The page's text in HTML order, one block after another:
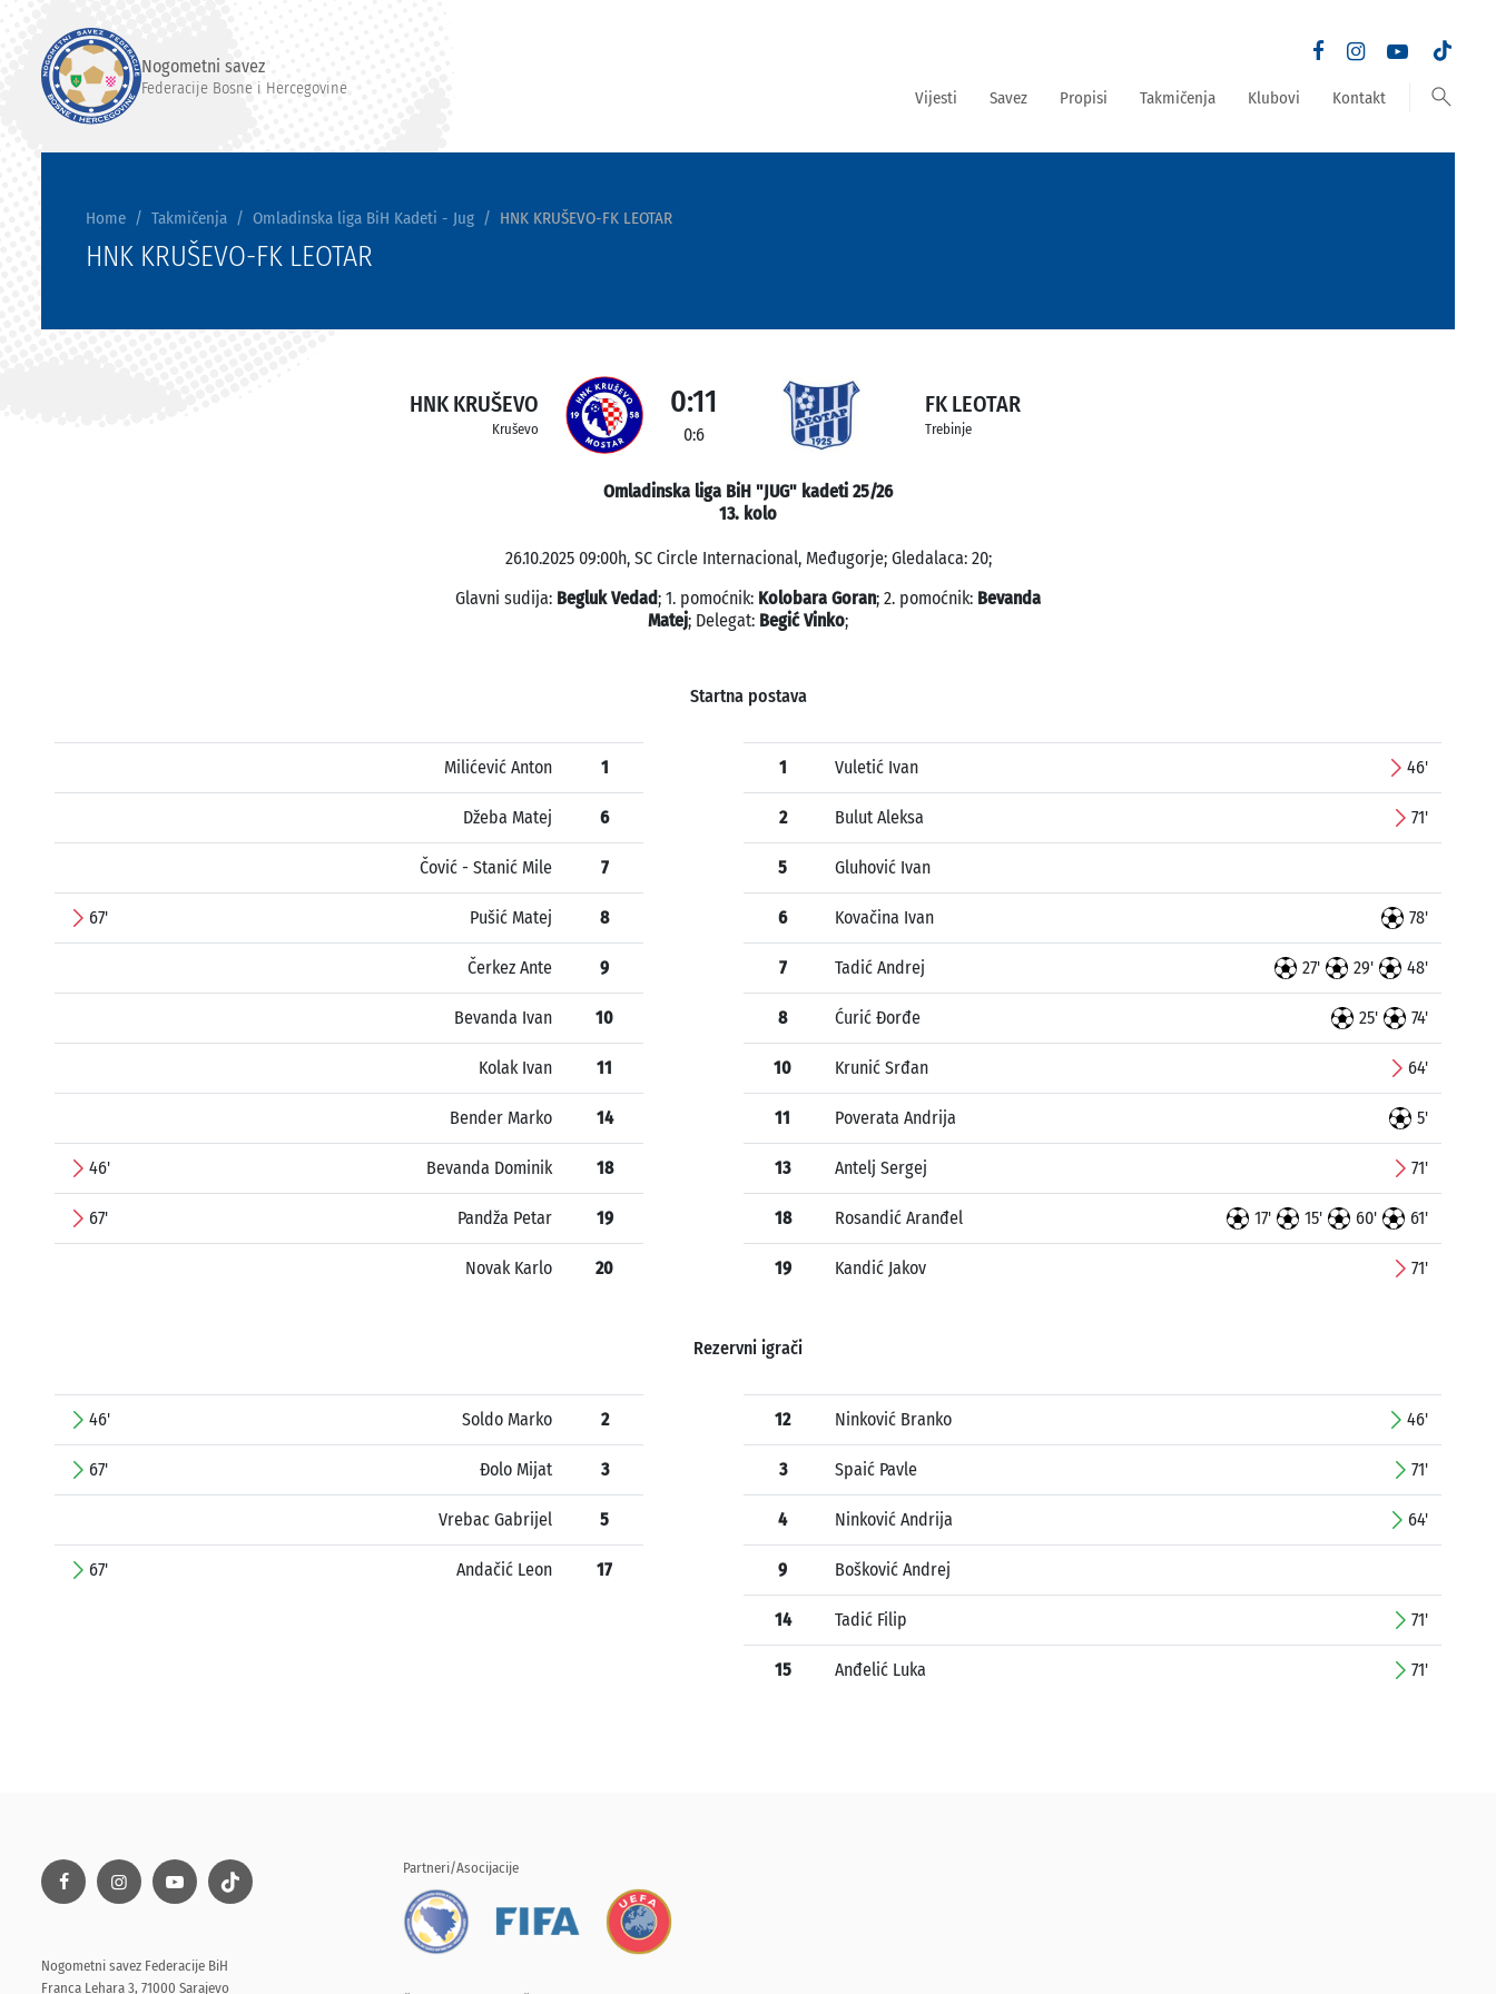
Nogometni savez
Federacije Bosne i Hercegovine Vijesti Savez Propisi Takmičenja Klubovi Kontakt search
Home Takmičenja Omladinska liga BiH Kadeti - Jug HNK KRUŠEVO-FK LEOTAR
HNK KRUŠEVO-FK LEOTAR
HNK KRUŠEVO
Kruševo
0:11
0:6
FK LEOTAR
Trebinje
Omladinska liga BiH "JUG" kadeti 25/26
13. kolo
26.10.2025 09:00h, SC Circle Internacional, Međugorje; Gledalaca: 20;
Glavni sudija: Begluk Vedad; 1. pomoćnik: Kolobara Goran; 2. pomoćnik: Bevanda
Matej; Delegat: Begić Vinko;
Startna postava
Milićević Anton 1
Džeba Matej 6
Čović - Stanić Mile 7
67' Pušić Matej 8
Čerkez Ante 9
Bevanda Ivan 10
Kolak Ivan 11
Bender Marko 14
46' Bevanda Dominik 18
67' Pandža Petar 19
Novak Karlo 20
1 Vuletić Ivan 46'
2 Bulut Aleksa 71'
5 Gluhović Ivan
6 Kovačina Ivan 78'
7 Tadić Andrej 27' 29' 48'
8 Ćurić Đorđe 25' 74'
10 Krunić Srđan 64'
11 Poverata Andrija 5'
13 Antelj Sergej 71'
18 Rosandić Aranđel 17' 15' 60' 61'
19 Kandić Jakov 71'
Rezervni igrači
46' Soldo Marko 2
67' Đolo Mijat 3
Vrebac Gabrijel 5
67' Andačić Leon 17
12 Ninković Branko 46'
3 Spaić Pavle 71'
4 Ninković Andrija 64'
9 Bošković Andrej
14 Tadić Filip 71'
15 Anđelić Luka 71'
Nogometni savez Federacije BiH
Franca Lehara 3, 71000 Sarajevo
Partneri/Asocijacije